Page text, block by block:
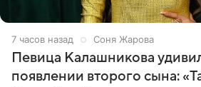
7 часов назад Соня Жарова
Певица Калашникова
появлении второго сына: